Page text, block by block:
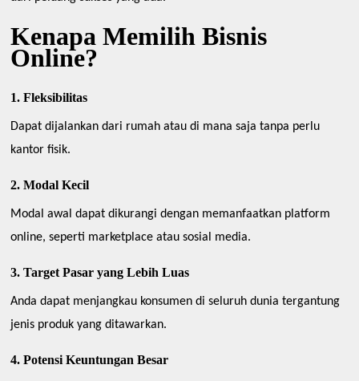
Kenapa Memilih Bisnis
Online?
1. Fleksibilitas
Dapat dijalankan dari rumah atau di mana saja tanpa perlu
kantor fisik.
2. Modal Kecil
Modal awal dapat dikurangi dengan memanfaatkan platform
online, seperti marketplace atau sosial media.
3. Target Pasar yang Lebih Luas
Anda dapat menjangkau konsumen di seluruh dunia tergantung
jenis produk yang ditawarkan.
4. Potensi Keuntungan Besar